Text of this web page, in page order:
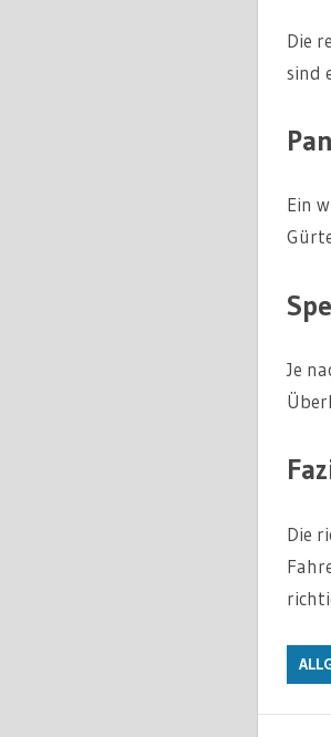
Die
sind
Ein
Je
Die